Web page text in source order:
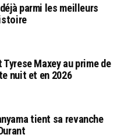
parmi les meilleurs
Maxey au prime de
nuit et en 2026
tient sa revanche